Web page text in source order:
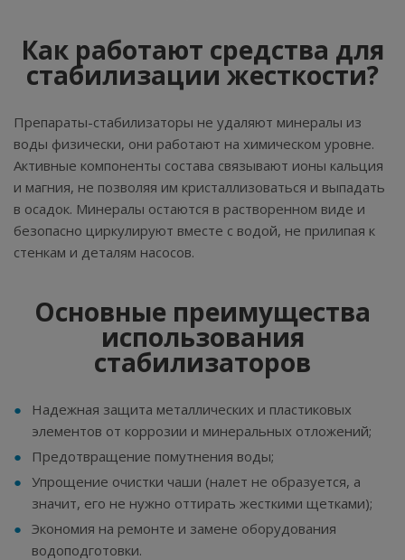
Как работают средства для
стабилизации жесткости?
Препараты-стабилизаторы не удаляют минералы из
воды физически, они работают на химическом уровне.
Активные компоненты состава связывают ионы кальция
и магния, не позволяя им кристаллизоваться и выпадать
в осадок. Минералы остаются в растворенном виде и
безопасно циркулируют вместе с водой, не прилипая к
стенкам и деталям насосов.
Основные преимущества
использования
стабилизаторов
Надежная защита металлических и пластиковых
элементов от коррозии и минеральных отложений;
Предотвращение помутнения воды;
Упрощение очистки чаши (налет не образуется, а
значит, его не нужно оттирать жесткими щетками);
Экономия на ремонте и замене оборудования
водоподготовки.